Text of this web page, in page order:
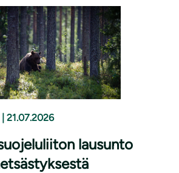
21.07.2026
lausunto